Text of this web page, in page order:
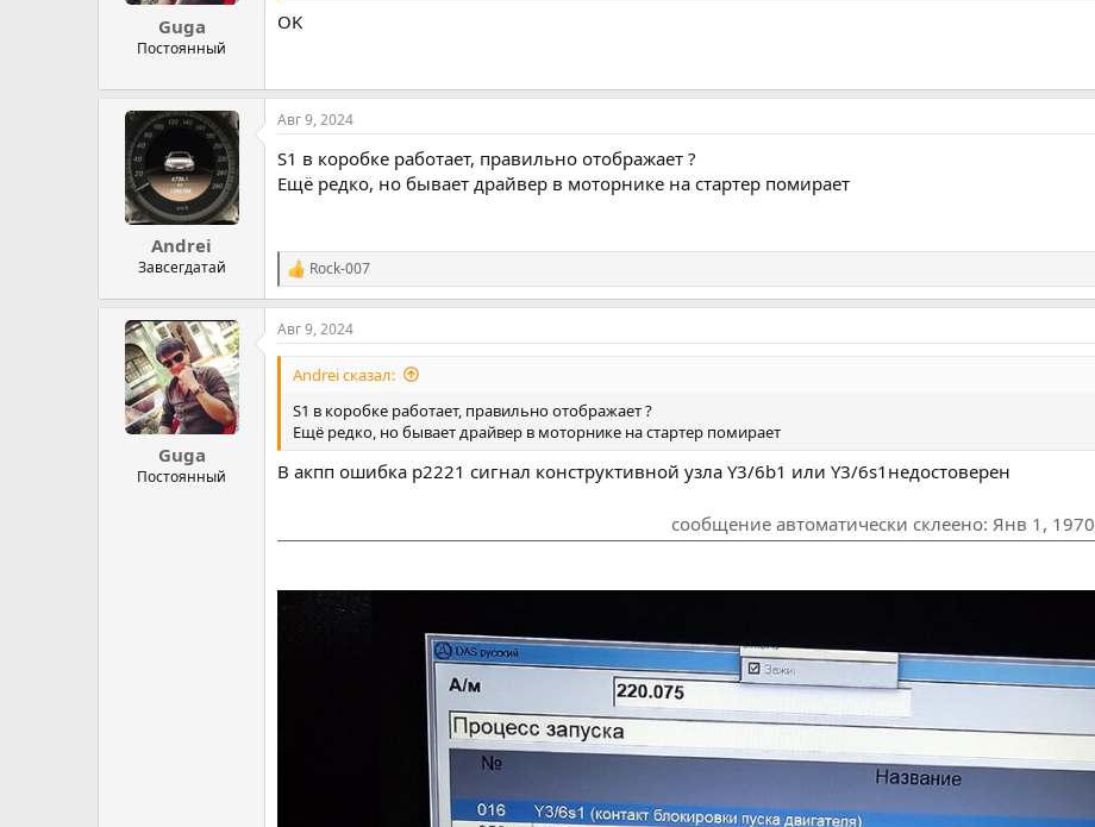
Guga
Постоянный
OK
Andrei
Завсегдатай
Авг 9, 2024
S1 в коробке работает, правильно отображает ?
Ещё редко, но бывает драйвер в моторнике на стартер помирает
Р
е
а
к
ц
и
Rock-007
Guga
Постоянный
Авг 9, 2024
Andrei сказал:
S1 в коробке работает, правильно отображает ?
Ещё редко, но бывает драйвер в моторнике на стартер помирает
В акпп ошибка p2221 сигнал конструктивной узла Y3/6b1 или Y3/6s1недостоверен
сообщение автоматически склеено: Янв 1, 1970